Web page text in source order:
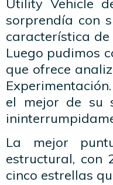
Utility Vehicle
sorprendía con
característica
Luego pudimos
que ofrece
el mejor de su
La mejor
estructural, con
cinco estrellas